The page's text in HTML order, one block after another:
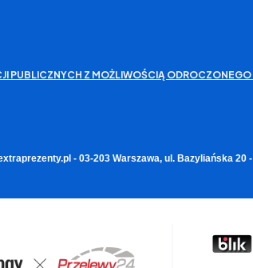
PUBLICZNYCH Z MOŻLIWOŚCIĄ
- 03-203 Warszawa, ul. Bazyliańska 20